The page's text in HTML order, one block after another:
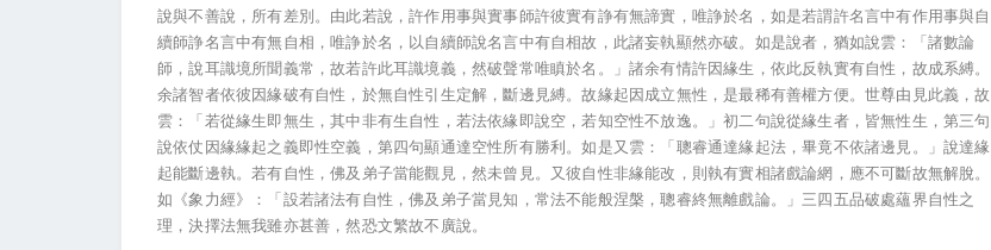
說與不善說，所有差別。由此若說，許作用事與實事師許彼實有諍有無諦實，唯諍於名，如是若謂許名言中有作用事與自
續師諍名言中有無自相，唯諍於名，以自續師說名言中有自相故，此諸妄執顯然亦破。如是說者，猶如說雲：「諸數論
師，說耳識境所聞義常，故若許此耳識境義，然破聲常唯瞋於名。」諸余有情許因緣生，依此反執實有自性，故成系縛。
余諸智者依彼因緣破有自性，於無自性引生定解，斷邊見縛。故緣起因成立無性，是最稀有善權方便。世尊由見此義，故
雲：「若從緣生即無生，其中非有生自性，若法依緣即說空，若知空性不放逸。」初二句說從緣生者，皆無性生，第三句
說依仗因緣緣起之義即性空義，第四句顯通達空性所有勝利。如是又雲：「聰睿通達緣起法，畢竟不依諸邊見。」說達緣
起能斷邊執。若有自性，佛及弟子當能觀見，然未曾見。又彼自性非緣能改，則執有實相諸戲論網，應不可斷故無解脫。
如《象力經》：「設若諸法有自性，佛及弟子當見知，常法不能般涅槃，聰睿終無離戲論。」三四五品破處蘊界自性之
理，決擇法無我雖亦甚善，然恐文繁故不廣說。